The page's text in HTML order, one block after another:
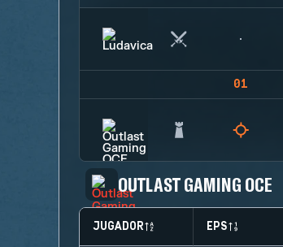
01
OUTLAST GAMING OCE
JUGADOR EPS